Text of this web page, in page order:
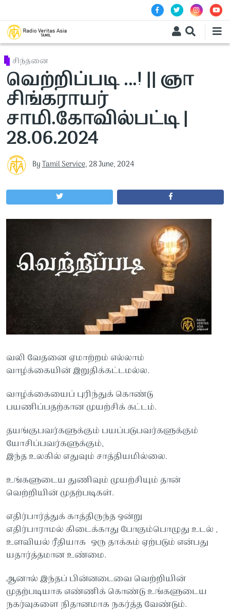
சிந்தனை
வெற்றிப்படி ...! || ஞா
சிங்கராயர்
சாமி.கோவில்பட்டி |
28.06.2024
ByTamil Service,28 June, 2024
வலி வேதனை ஏமாற்றம் எல்லாம்
வாழ்க்கையின் இறுதிக்கட்டமல்ல.
வாழ்க்கையைப் புரிந்துக் கொண்டு
பயணிப்பதற்கான முயற்சிக் கட்டம்.
தயங்குபவர்களுக்கும் பயப்படுபவர்களுக்கும்
யோசிப்பவர்களுக்கும்,
இந்த உலகில் எதுவும் சாத்தியமில்லை.
உங்களுடைய துணிவும் முயற்சியும் தான்
வெற்றியின் முதற்படிகள்.
எதிர்பார்த்துக் காத்திருந்த ஒன்று
எதிர்பாராமல் கிடைக்காது போகும்பொழுது உடல் ,
உளவியல் ரீதியாக ஒரு தாக்கம் ஏற்படும் என்பது
யதார்த்தமான உண்மை.
ஆனால் இந்தப் பின்னடைவை வெற்றியின்
முதற்படியாக எண்ணிக் கொண்டு உங்களுடைய
நகர்வுகளை நிதானமாக நகர்த்த வேண்டும்.